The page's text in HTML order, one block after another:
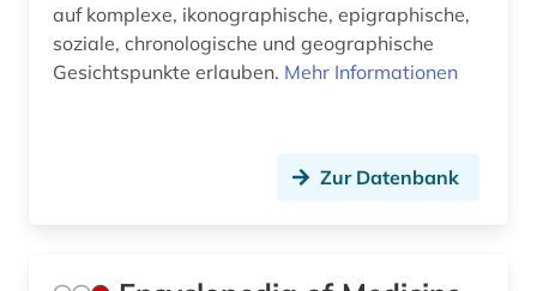
auf komplexe, ikonographische, epigraphische,
soziale, chronologische und geographische
Gesichtspunkte erlauben. Mehr Informationen
Zur Datenbank